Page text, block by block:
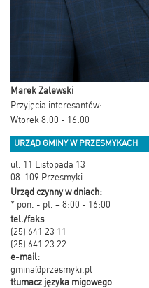
Marek Zalewski
Przyjęcia interesantów:
Wtorek 8:00 - 16:00
URZĄD GMINY W PRZESMYKACH
ul. 11 Listopada 13
08-109 Przesmyki
Urząd czynny w dniach:
* pon. - pt. – 8:00 - 16:00
tel./faks
(25) 641 23 11
(25) 641 23 22
e-mail:
gmina@przesmyki.pl
tłumacz języka migowego